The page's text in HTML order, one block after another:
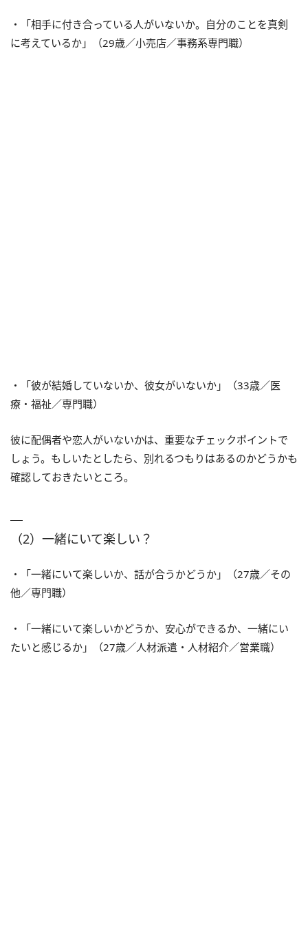
・「相手に付き合っている人がいないか。自分のことを真剣
に考えているか」（29歳／小売店／事務系専門職）
・「彼が結婚していないか、彼女がいないか」（33歳／医
療・福祉／専門職）
彼に配偶者や恋人がいないかは、重要なチェックポイントで
しょう。もしいたとしたら、別れるつもりはあるのかどうかも
確認しておきたいところ。
（2）一緒にいて楽しい？
・「一緒にいて楽しいか、話が合うかどうか」（27歳／その
他／専門職）
・「一緒にいて楽しいかどうか、安心ができるか、一緒にい
たいと感じるか」（27歳／人材派遣・人材紹介／営業職）